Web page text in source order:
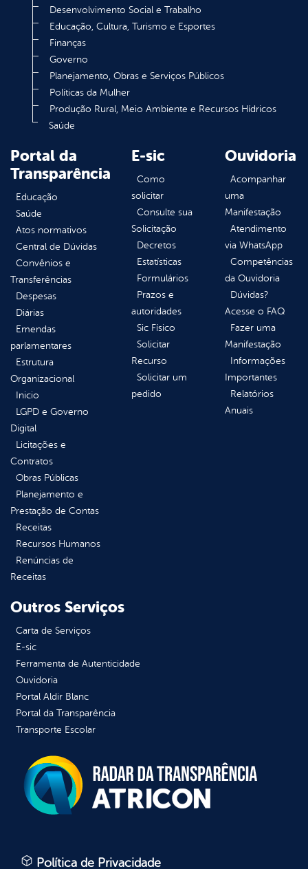
Desenvolvimento Social e Trabalho
Educação, Cultura, Turismo e Esportes
Finanças
Governo
Planejamento, Obras e Serviços Públicos
Políticas da Mulher
Produção Rural, Meio Ambiente e Recursos Hídricos
Saúde
Portal da
Transparência
Educação
Saúde
Atos normativos
Central de Dúvidas
Convênios e
Transferências
Despesas
Diárias
Emendas
parlamentares
Estrutura
Organizacional
Inicio
LGPD e Governo
Digital
Licitações e
Contratos
Obras Públicas
Planejamento e
Prestação de Contas
Receitas
Recursos Humanos
Renúncias de
Receitas
E-sic
Como
solicitar
Consulte sua
Solicitação
Decretos
Estatísticas
Formulários
Prazos e
autoridades
Sic Físico
Solicitar
Recurso
Solicitar um
pedido
Ouvidoria
Acompanhar
uma
Manifestação
Atendimento
via WhatsApp
Competências
da Ouvidoria
Dúvidas?
Acesse o FAQ
Fazer uma
Manifestação
Informações
Importantes
Relatórios
Anuais
Outros Serviços
Carta de Serviços
E-sic
Ferramenta de Autenticidade
Ouvidoria
Portal Aldir Blanc
Portal da Transparência
Transporte Escolar
Política de Privacidade